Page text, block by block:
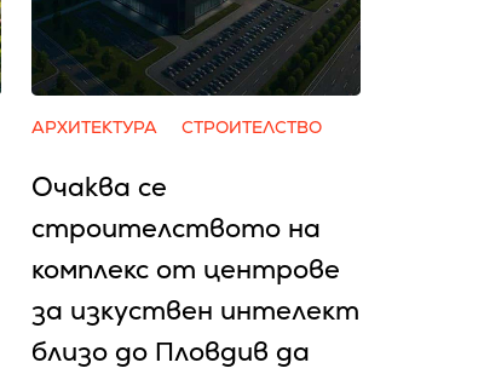
АРХИТЕКТУРА СТРОИТЕЛСТВО
Очаква се
cтpoитeлcтвoтo нa
ĸoмплeĸc oт цeнтpoвe
зa изĸycтвeн интeлeĸт
близo дo Πлoвдив да